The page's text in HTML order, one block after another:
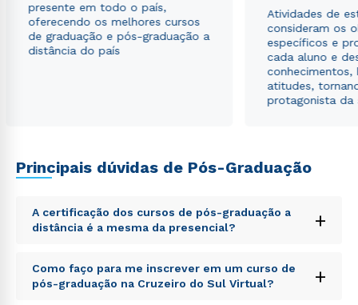
presente em todo o país,
oferecendo os melhores cursos
de graduação e pós-graduação a
distância do país
Atividades de
consideram os
específicos e
cada aluno e
conhecimentos,
atitudes,
protagonista da
Principais dúvidas de Pós-Graduação
A certificação dos cursos de pós-graduação a
distância é a mesma da presencial?
+
Sed ut perspiciatis unde omnis iste natus error sit
voluptatem accusantium doloremque laudantium,
totam rem aperiam, eaque ipsa quae ab illo inventore
Como faço para me inscrever em um curso de
pós-graduação na Cruzeiro do Sul Virtual?
+